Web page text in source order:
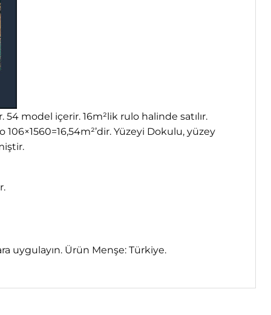
54 model içerir. 16m²lik rulo halinde satılır.
Yüzeyi Dokulu, yüzey
uygulayın. Ürün Menşe: Türkiye.